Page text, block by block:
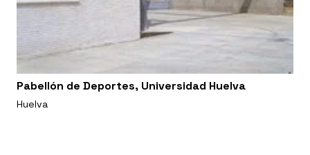
Pabellón de Deportes, Universidad Huelva
Huelva